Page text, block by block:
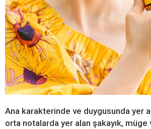
Ana karakterinde ve duygusunda yer
orta notalarda yer alan şakayık, müge